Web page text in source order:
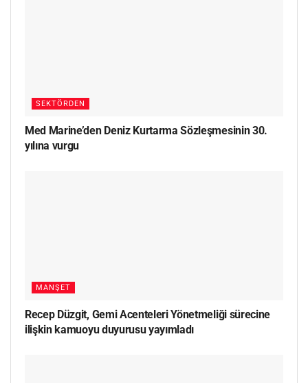
SEKTÖRDEN
Med Marine’den Deniz Kurtarma Sözleşmesinin 30.
yılına vurgu
MANŞET
Recep Düzgit, Gemi Acenteleri Yönetmeliği sürecine
ilişkin kamuoyu duyurusu yayımladı